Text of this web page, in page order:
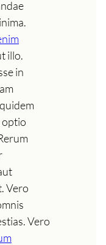
illo.
in
optio
Vero
Vero